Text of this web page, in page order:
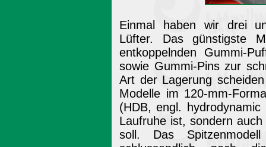
Einmal haben wir drei
Lüfter. Das günstigste
entkoppelnden Gummi-
sowie Gummi-Pins zur
Art der Lagerung
Modelle im 120-mm-
(HDB, engl.
Laufruhe ist, sondern
soll. Das